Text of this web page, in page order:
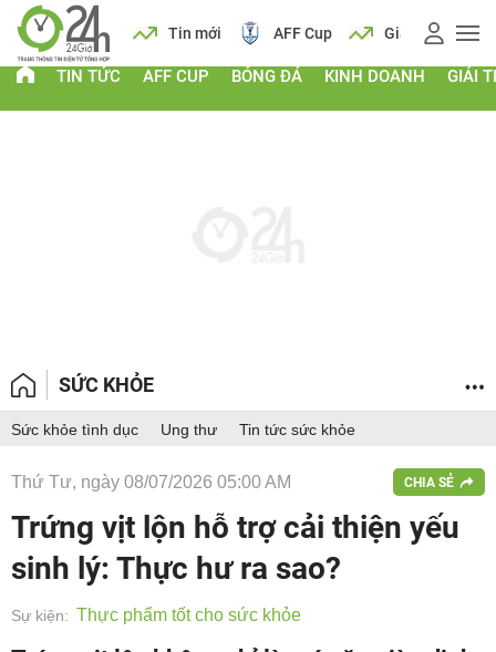
Lịch Tin mới AFF Cup Giá vàng
TIN TỨC AFF CUP BÓNG ĐÁ KINH DOANH GIẢI
SỨC KHỎE
Sức khỏe tình dục Ung thư Tin tức sức khỏe
Thứ Tư, ngày 08/07/2026 05:00 AM CHIA SẺ
Trứng vịt lộn hỗ trợ cải thiện yếu
sinh lý: Thực hư ra sao?
Sự kiện: Thực phẩm tốt cho sức khỏe